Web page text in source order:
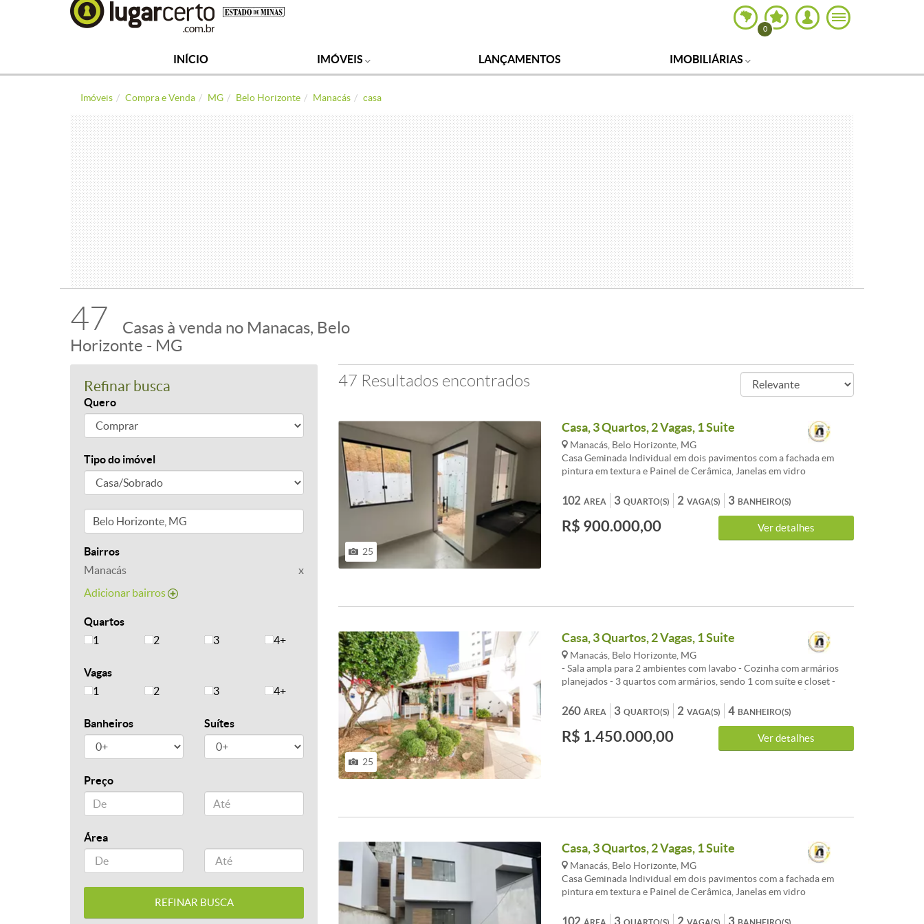
0
INÍCIO IMÓVEIS LANÇAMENTOS IMOBILIÁRIAS
Imóveis Compra e Venda MG Belo Horizonte Manacás casa
47
Casas à venda no Manacas, Belo
Horizonte - MG
Refinar busca
Quero
Tipo do imóvel
Bairros
Manacás
x
Adicionar bairros
Quartos
1
2 3 4+
Vagas
1
2 3 4+
Banheiros Suítes
Preço
Área
47 Resultados encontrados
25
Casa, 3 Quartos, 2 Vagas, 1 Suite
Manacás, Belo Horizonte, MG
Casa Geminada Individual em dois pavimentos com a fachada em
pintura em textura e Painel de Cerâmica, Janelas em vidro
Bancadas em granito preto; pisos frios em porcelanato acetinado;
lavanderia coberta e com tanque; <br /><br />1 º pavimento : 1 salão
2 ambientes ; 1 lavabo bom; cozinha ampla; espaço para dispensa;
<br /><br />2º pavimento : 3 quartos bons, 2 banhos sociais ( sendo 1
ÁREA
102 QUARTO(S)
3 VAGA(S)
2 BANHEIRO(S)
3
R$ 900.000,00 Ver detalhes
25
Casa, 3 Quartos, 2 Vagas, 1 Suite
Manacás, Belo Horizonte, MG
- Sala ampla para 2 ambientes com lavabo - Cozinha com armários
planejados - 3 quartos com armários, sendo 1 com suíte e closet -
nos fundos com churrasqueira, pia com armário, lavanderia, 1
banheiro e quarto de despensa. -2 vagas de garagem cobertas
paralelas. Casa toda montada e decorada, pronta para morar. Ótima
localização próximo a Rua dos Geólogos e Avenida dos Engenheiros.
ÁREA
260 QUARTO(S)
3 VAGA(S)
2 BANHEIRO(S)
4
R$ 1.450.000,00 Ver detalhes
Casa, 3 Quartos, 2 Vagas, 1 Suite
Manacás, Belo Horizonte, MG
Casa Geminada Individual em dois pavimentos com a fachada em
pintura em textura e Painel de Cerâmica, Janelas em vidro
Bancadas em granito preto; pisos frios em porcelanato acetinado;
102 3 2 3